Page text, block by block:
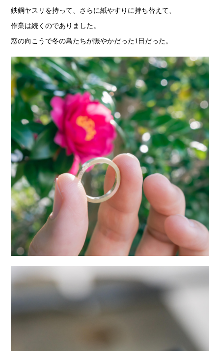
鉄鋼ヤスリを持って、さらに紙やすりに持ち替えて、
作業は続くのでありました。
窓の向こうで冬の鳥たちが賑やかだった1日だった。